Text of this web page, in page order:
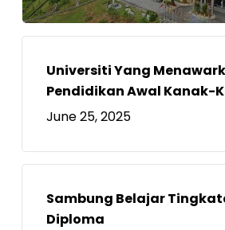
Universiti Yang
Pendidikan Awal Kanak-
June 25, 2025
Sambung Belajar
Diploma